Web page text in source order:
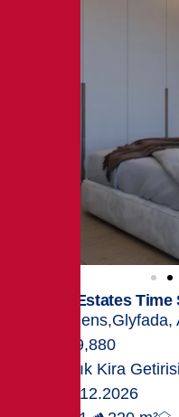
Elite Estates Time
659,880
Yıllık Kira
31.12.2026